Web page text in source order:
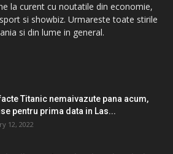
la curent cu noutatile din economie,
si showbiz. Urmareste toate stirile
si din lume in general.
Titanic nemaivazute pana acum,
pentru prima data in Las...
12, 2022